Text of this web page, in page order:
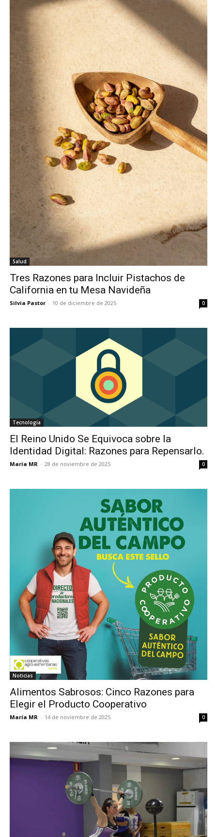
Salud
Tres Razones para Incluir Pistachos de
California en tu Mesa Navideña
Silvia Pastor - 10 de diciembre de 2025 0
Tecnología
El Reino Unido Se Equivoca sobre la
Identidad Digital: Razones para Repensarlo.
María MR - 28 de noviembre de 2025 0
Noticias
Alimentos Sabrosos: Cinco Razones para
Elegir el Producto Cooperativo
María MR - 14 de noviembre de 2025 0